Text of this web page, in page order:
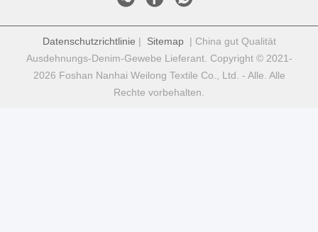
Datenschutzrichtlinie | Sitemap| China gut Qualität
Ausdehnungs-Denim-Gewebe Lieferant. Copyright © 2021-
2026 Foshan Nanhai Weilong Textile Co., Ltd. - Alle. Alle
Rechte vorbehalten.